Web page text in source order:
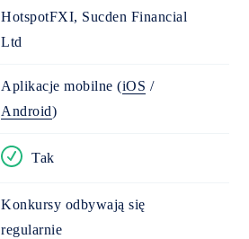
HotspotFXI, Sucden Financial
Ltd
Aplikacje mobilne (iOS /
Android)
Tak
Konkursy odbywają się
regularnie